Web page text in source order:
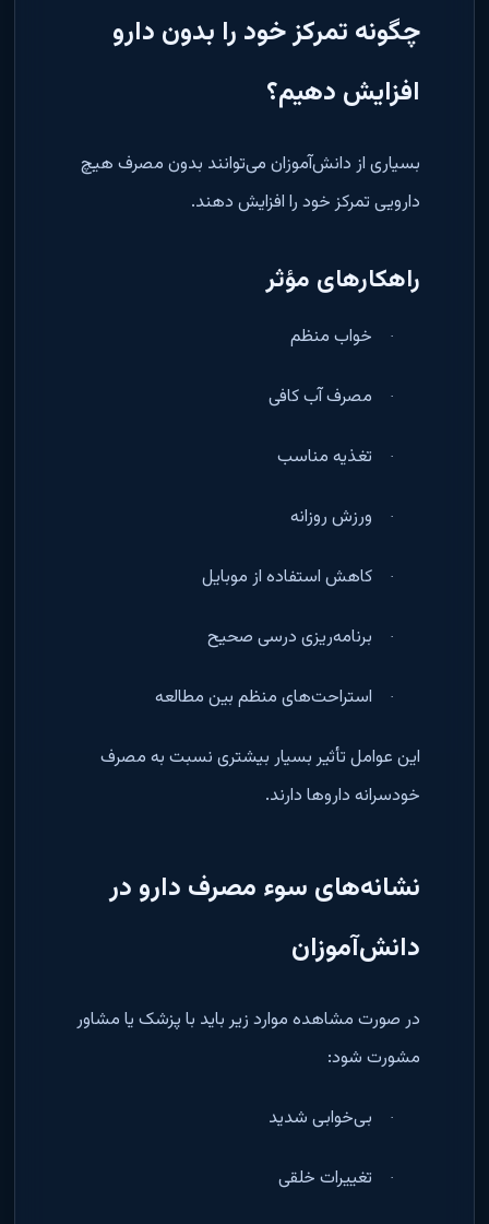
چگونه تمرکز خود را بدون دارو
افزایش دهیم؟
بسیاری از دانش‌آموزان می‌توانند بدون مصرف هیچ
دارویی تمرکز خود را افزایش دهند.
راهکارهای مؤثر
· خواب منظم
· مصرف آب کافی
· تغذیه مناسب
· ورزش روزانه
· کاهش استفاده از موبایل
· برنامه‌ریزی درسی صحیح
· استراحت‌های منظم بین مطالعه
این عوامل تأثیر بسیار بیشتری نسبت به مصرف
خودسرانه داروها دارند.
نشانه‌های سوء مصرف دارو در
دانش‌آموزان
در صورت مشاهده موارد زیر باید با پزشک یا مشاور
مشورت شود:
· بی‌خوابی شدید
· تغییرات خلقی